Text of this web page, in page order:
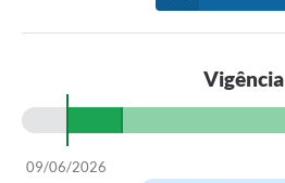
Vigência
09/06/2026